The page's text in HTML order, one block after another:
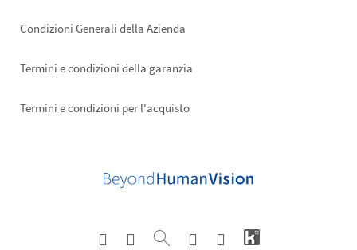
Condizioni Generali della Azienda
Termini e condizioni della garanzia
Termini e condizioni per l'acquisto